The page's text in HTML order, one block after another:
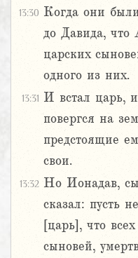
13:30 Когда они
до Давида, что
царских
одного из них.
13:31 И встал царь,
повергся на
предстоящие
свои.
13:32 Но Ионадав,
сказал: пусть
[царь], что
сыновей,